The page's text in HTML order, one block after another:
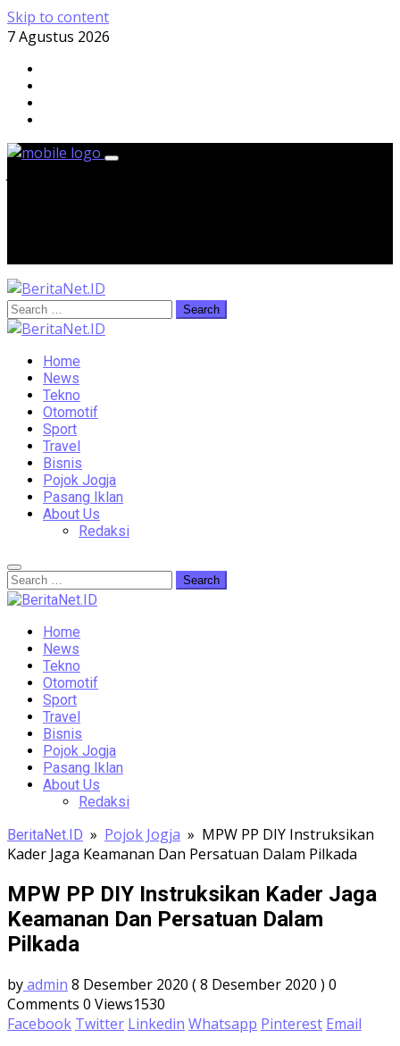
Skip to content
7 Agustus 2026
Home
News
Tekno
Otomotif
Sport
Travel
Bisnis
Pojok Jogja
Pasang Iklan
About Us
Redaksi
Home
News
Tekno
Otomotif
Sport
Travel
Bisnis
Pojok Jogja
Pasang Iklan
About Us
Redaksi
BeritaNet.ID » Pojok Jogja » MPW PP DIY Instruksikan
Kader Jaga Keamanan Dan Persatuan Dalam Pilkada
MPW PP DIY Instruksikan Kader Jaga
Keamanan Dan Persatuan Dalam
Pilkada
byadmin 8 Desember 2020 ( 8 Desember 2020 ) 0
Comments 0 Views1530
Facebook Twitter Linkedin Whatsapp Pinterest Email